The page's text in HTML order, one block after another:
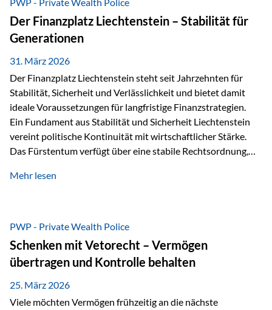
heißt das:Diese Gelder gehören im Konkursfall nicht zur
allgemeinen Konkursmasse, sondern werden ausschließlich
zur Erfüllung…
Der Finanzplatz Liechtenstein – Stabilität für
Generationen
31. März 2026
Der Finanzplatz Liechtenstein steht seit Jahrzehnten für
Stabilität, Sicherheit und Verlässlichkeit und bietet damit
ideale Voraussetzungen für langfristige Finanzstrategien.
Ein Fundament aus Stabilität und Sicherheit Liechtenstein
vereint politische Kontinuität mit wirtschaftlicher Stärke.
Das Fürstentum verfügt über eine stabile Rechtsordnung,
monarchischen Elementen basiert. Diese Struktur schafft
und Unternehmen. Ein wesentliches Merkmal ist die
Staatsfinanzierung: Liechtenstein weist keine
Staatsschulden auf, und der Schutz der wirtschaftlichen
Interessen der Bevölkerung ist in der Verfassung verankert.
Besonders hervorzuheben ist hierbei Artikel 14 der
liechtensteinischen Verfassung. Darin…
Mehr lesen
PWP - Private Wealth Police
Schenken mit Vetorecht – Vermögen
übertragen und Kontrolle behalten
25. März 2026
Viele möchten Vermögen frühzeitig an die nächste